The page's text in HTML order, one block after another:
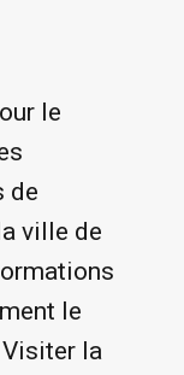
le
de
ville de
le
la